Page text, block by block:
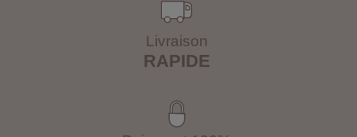
Livraison
RAPIDE